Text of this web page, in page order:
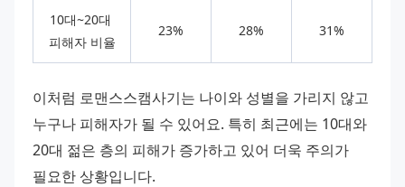
10대~20대
피해자 비율
23% 28% 31%
이처럼 로맨스스캠사기는 나이와 성별을 가리지 않고
누구나 피해자가 될 수 있어요. 특히 최근에는 10대와
20대 젊은 층의 피해가 증가하고 있어 더욱 주의가
필요한 상황입니다.